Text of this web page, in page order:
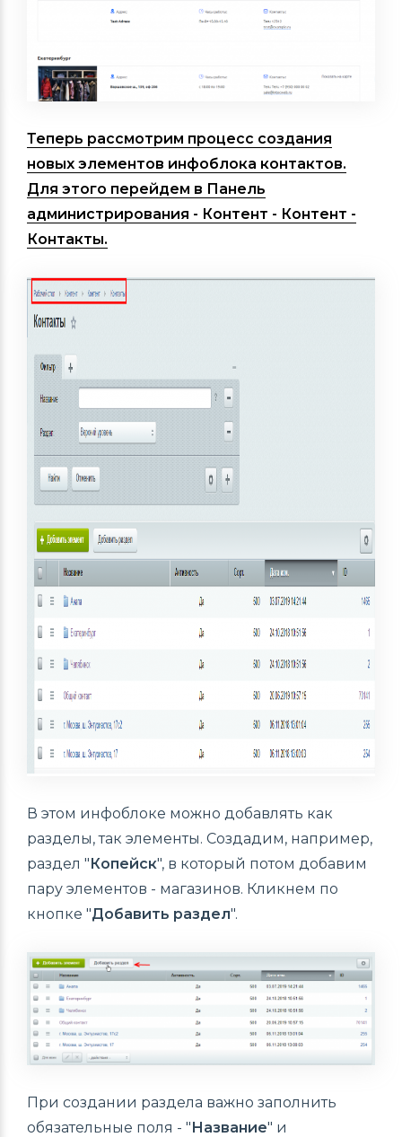
Теперь рассмотрим процесс создания
новых элементов инфоблока контактов.
Для этого перейдем в Панель
администрирования - Контент - Контент -
Контакты.
В этом инфоблоке можно добавлять как
разделы, так элементы. Создадим, например,
раздел "Копейск", в который потом добавим
пару элементов - магазинов. Кликнем по
кнопке "Добавить раздел".
При создании раздела важно заполнить
обязательные поля - "Название" и